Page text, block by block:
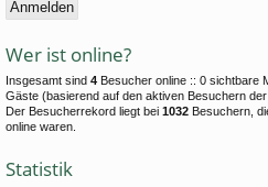
Wer ist online?
Insgesamt sind 4 Besucher online :: 0 sichtbare
Gäste (basierend auf den aktiven Besuchern
Der Besucherrekord liegt bei 1032 Besuchern,
online waren.
Statistik